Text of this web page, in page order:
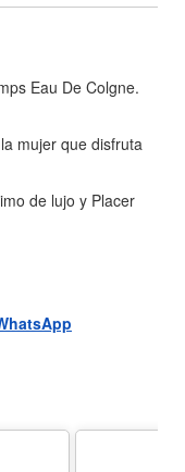
Eau De Colgne.
mujer que disfruta
de lujo y Placer